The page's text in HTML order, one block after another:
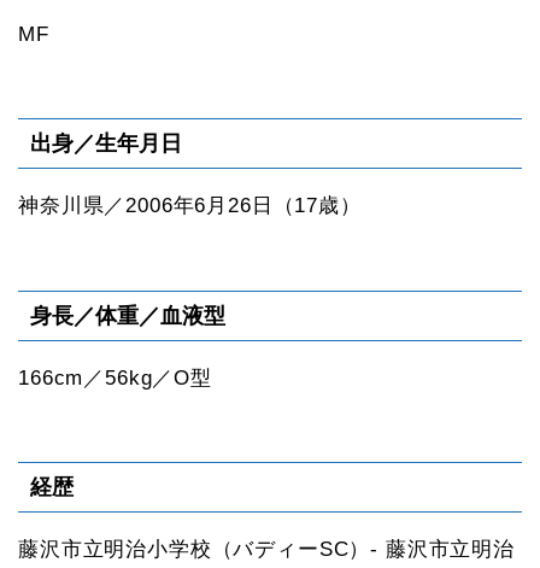
MF
出身／生年月日
神奈川県／2006年6月26日（17歳）
身長／体重／血液型
166cm／56kg／O型
経歴
藤沢市立明治小学校（バディーSC）- 藤沢市立明治